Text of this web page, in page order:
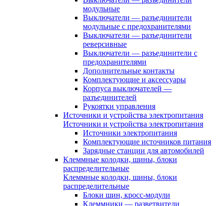
модульные
Выключатели — разъединители
модульные с предохранителями
Выключатели — разъединители
реверсивные
Выключатели — разъединители с
предохранителями
Дополнительные контакты
Комплектующие и аксессуары
Корпуса выключателей —
разъединителей
Рукоятки управления
Источники и устройства электропитания
Источники и устройства электропитания
Источники электропитания
Комплектующие источников питания
Зарядные станции для автомобилей
Клеммные колодки, шины, блоки
распределительные
Клеммные колодки, шины, блоки
распределительные
Блоки шин, кросс-модули
Клеммники — разветвители